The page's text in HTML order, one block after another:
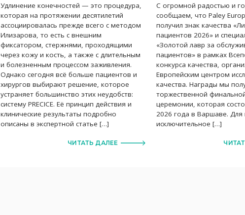
Удлинение конечностей — это процедура,
которая на протяжении десятилетий
ассоциировалась прежде всего с методом
Илизарова, то есть с внешним
фиксатором, стержнями, проходящими
через кожу и кость, а также с длительным
и болезненным процессом заживления.
Однако сегодня всё больше пациентов и
хирургов выбирают решение, которое
устраняет большинство этих неудобств:
систему PRECICE. Её принцип действия и
клинические результаты подробно
описаны в экспертной статье […]
ЧИТАТЬ ДАЛЕЕ
С огромной радостью и
сообщаем, что Paley
получил знак качества
пациентов 2026» и
«Золотой лавр за
пациентов» в рамках
конкурса качества,
Европейским центром
качества. Награды мы
торжественной
церемонии, которая
2026 года в Варшаве. Для
исключительное […]